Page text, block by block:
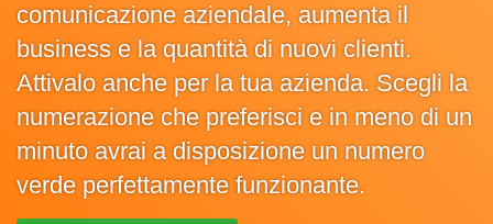
comunicazione aziendale, aumenta il
business e la quantità di nuovi clienti.
Attivalo anche per la tua azienda. Scegli la
numerazione che preferisci e in meno di un
minuto avrai a disposizione un numero
verde perfettamente funzionante.